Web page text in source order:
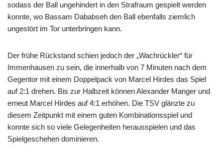
sodass der Ball ungehindert in den Strafraum gespielt werden
konnte, wo Bassam Dababseh den Ball ebenfalls ziemlich
ungestört im Tor unterbringen kann.
Der frühe Rückstand schien jedoch der „Wachrückler“ für
Immenhausen zu sein, die innerhalb von 7 Minuten nach dem
Gegentor mit einem Doppelpack von Marcel Hirdes das Spiel
auf 2:1 drehen. Bis zur Halbzeit können Alexander Manger und
erneut Marcel Hirdes auf 4:1 erhöhen. Die TSV glänzte zu
diesem Zeitpunkt mit einem guten Kombinationsspiel und
konnte sich so viele Gelegenheiten herausspielen und das
Spielgeschehen dominieren.